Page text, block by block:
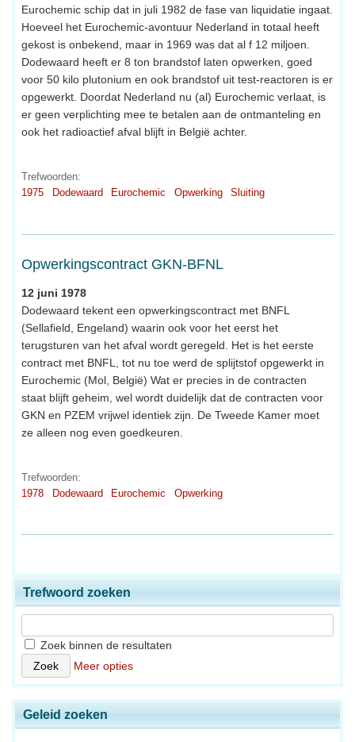
Eurochemic schip dat in juli 1982 de fase van liquidatie ingaat.
Hoeveel het Eurochemic-avontuur Nederland in totaal heeft
gekost is onbekend, maar in 1969 was dat al f 12 miljoen.
Dodewaard heeft er 8 ton brandstof laten opwerken, goed
voor 50 kilo plutonium en ook brandstof uit test-reactoren is er
opgewerkt. Doordat Nederland nu (al) Eurochemic verlaat, is
er geen verplichting mee te betalen aan de ontmanteling en
ook het radioactief afval blijft in België achter.
Trefwoorden:
1975
Dodewaard Eurochemic Opwerking Sluiting
Opwerkingscontract GKN-BFNL
12 juni 1978
Dodewaard tekent een opwerkingscontract met BNFL
(Sellafield, Engeland) waarin ook voor het eerst het
terugsturen van het afval wordt geregeld. Het is het eerste
contract met BNFL, tot nu toe werd de splijtstof opgewerkt in
Eurochemic (Mol, België) Wat er precies in de contracten
staat blijft geheim, wel wordt duidelijk dat de contracten voor
GKN en PZEM vrijwel identiek zijn. De Tweede Kamer moet
ze alleen nog even goedkeuren.
Trefwoorden:
1978
Dodewaard Eurochemic Opwerking
Trefwoord zoeken
Zoek binnen de resultaten
Meer opties
Geleid zoeken